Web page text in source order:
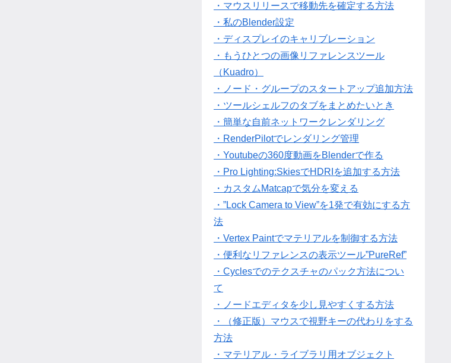
・マウスリリースで移動先を確定する方法
・私のBlender設定
・ディスプレイのキャリブレーション
・もうひとつの画像リファレンスツール
（Kuadro）
・ノード・グループのスタートアップ追加方法
・ツールシェルフのタブをまとめたいとき
・簡単な自前ネットワークレンダリング
・RenderPilotでレンダリング管理
・Youtubeの360度動画をBlenderで作る
・Pro Lighting:SkiesでHDRIを追加する方法
・カスタムMatcapで気分を変える
・”Lock Camera to View”を1発で有効にする方
法
・Vertex Paintでマテリアルを制御する方法
・便利なリファレンスの表示ツール”PureRef”
・Cyclesでのテクスチャのパック方法につい
て
・ノードエディタを少し見やすくする方法
・（修正版）マウスで視野キーの代わりをする
方法
・マテリアル・ライブラリ用オブジェクト